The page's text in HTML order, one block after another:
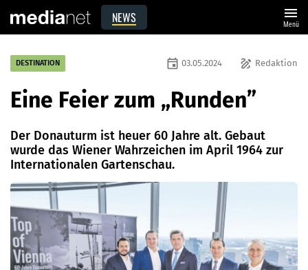
NEWS menu
Menü
DESTINATION draw Redaktion
event 03.05.2024
Eine Feier zum „Runden”
Der Donauturm ist heuer 60 Jahre alt. Gebaut
wurde das Wiener Wahrzeichen im April 1964 zur
Internationalen Gartenschau.